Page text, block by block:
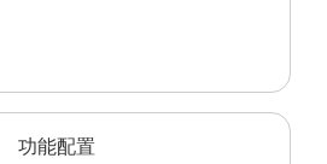
功能配置